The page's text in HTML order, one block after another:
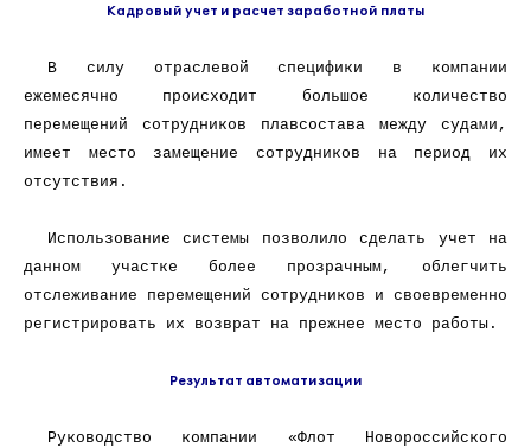
Кадровый учет и расчет заработной платы
В силу отраслевой специфики в компании
ежемесячно происходит большое количество
перемещений сотрудников плавсостава между судами,
имеет место замещение сотрудников на период их
отсутствия.
Использование системы позволило сделать учет на
данном участке более прозрачным, облегчить
отслеживание перемещений сотрудников и своевременно
регистрировать их возврат на прежнее место работы.
Результат автоматизации
Руководство компании «Флот Новороссийского